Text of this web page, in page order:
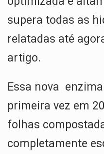
supera todas as
relatadas até
artigo.
Essa nova
primeira vez em
folhas
completamente